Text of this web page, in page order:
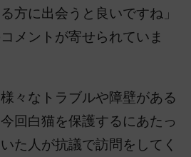
方に出会うと良いですね」
メントが寄せられていま
々なトラブルや障壁がある
回白猫を保護するにあたっ
た人が抗議で訪問をしてく